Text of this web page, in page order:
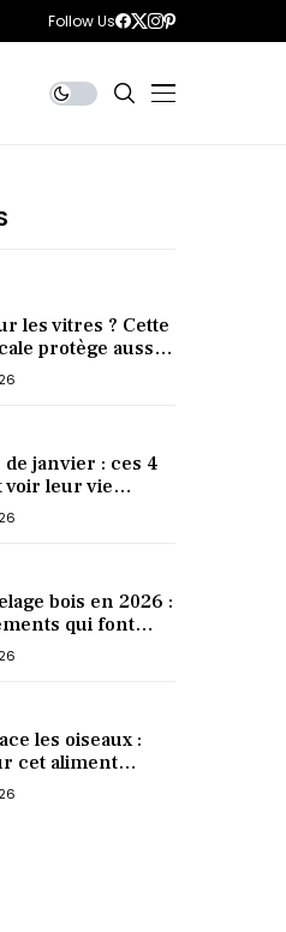
Follow Us
les vitres ? Cette
protège aussi
janvier : ces 4
voir leur vie
!
bois en 2026 :
qui font
année !
les oiseaux :
cet aliment
ils meurent)